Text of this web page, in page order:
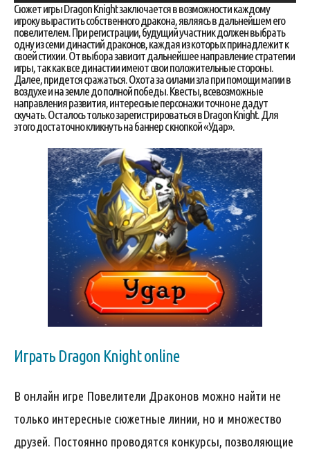
Сюжет игры Dragon Knight заключается в возможности каждому
игроку вырастить собственного дракона, являясь в дальнейшем его
повелителем. При регистрации, будущий участник должен выбрать
одну из семи династий драконов, каждая из которых принадлежит к
своей стихии. От выбора зависит дальнейшее направление стратегии
игры, так как все династии имеют свои положительные стороны.
Далее, придется сражаться. Охота за силами зла при помощи магии в
воздухе и на земле до полной победы. Квесты, всевозможные
направления развития, интересные персонажи точно не дадут
скучать. Осталось только зарегистрироваться в Dragon Knight. Для
этого достаточно кликнуть на баннер с кнопкой «Удар».
Играть Dragon Knight online
В онлайн игре Повелители Драконов можно найти не
только интересные сюжетные линии, но и множество
друзей. Постоянно проводятся конкурсы, позволяющие